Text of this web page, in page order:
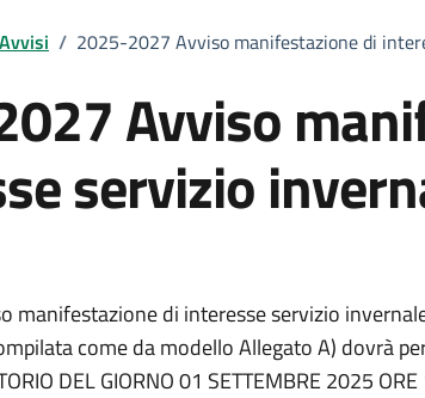
Avvisi / 2025-2027 Avviso manifestazione di
Avviso
servizio
notizia
manifestazione di interesse servizio
come da modello Allegato A) dovrà
DEL GIORNO 01 SETTEMBRE 2025